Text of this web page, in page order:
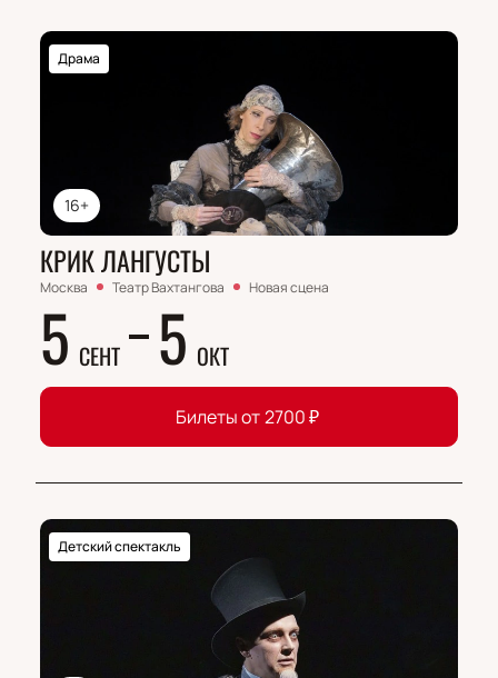
16+
Драма
КРИК ЛАНГУСТЫ
Москва Театр Вахтангова Новая сцена
5 СЕНТ 5 ОКТ
Билеты от 2700₽
Детский спектакль